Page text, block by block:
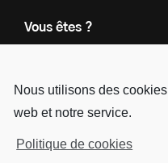
Nous utilisons des
web et notre service.
Politique de cookies
Vous êtes ?
Le groupe